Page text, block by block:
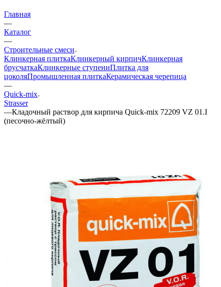
Главная
—
Каталог
—
Строительные смеси
Клинкерная плиткаКлинкерный кирпичКлинкерная
брусчаткаКлинкерные ступениПлитка для
цоколяПромышленная плиткаКерамическая черепица
—
Quick-mix
Strasser
—Кладочный раствор для кирпича Quick-mix 72209 VZ 01.I
(песочно-жёлтый)